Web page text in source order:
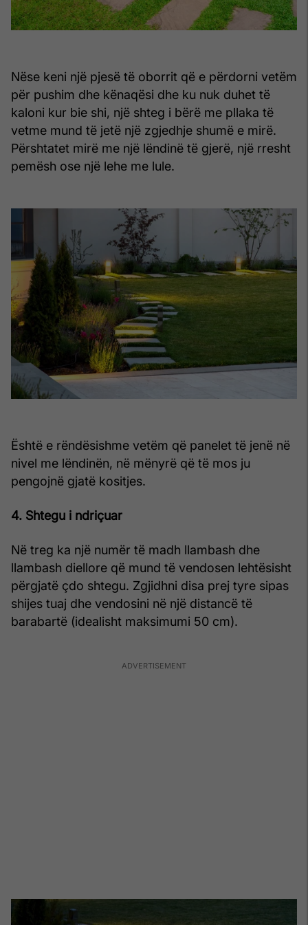
Nëse keni një pjesë të oborrit që e përdorni vetëm
për pushim dhe kënaqësi dhe ku nuk duhet të
kaloni kur bie shi, një shteg i bërë me pllaka të
vetme mund të jetë një zgjedhje shumë e mirë.
Përshtatet mirë me një lëndinë të gjerë, një rresht
pemësh ose një lehe me lule.
Është e rëndësishme vetëm që panelet të jenë në
nivel me lëndinën, në mënyrë që të mos ju
pengojnë gjatë kositjes.
4. Shtegu i ndriçuar
Në treg ka një numër të madh llambash dhe
llambash diellore që mund të vendosen lehtësisht
përgjatë çdo shtegu. Zgjidhni disa prej tyre sipas
shijes tuaj dhe vendosini në një distancë të
barabartë (idealisht maksimumi 50 cm).